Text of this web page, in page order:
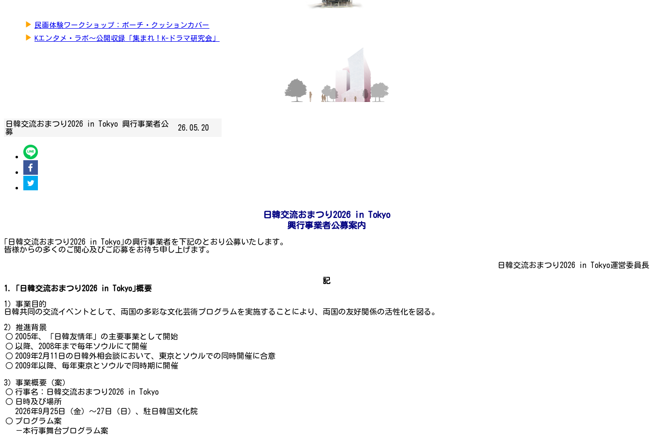
▶ 民画体験ワークショップ：ポーチ・クッションカバー
▶ Kエンタメ・ラボ～公開収録「集まれ！K-ドラマ研究会」
日韓交流おまつり2026 in Tokyo 興行事業者公
募
26.05.20
日韓交流おまつり2026 in Tokyo
興行事業者公募案内
｢日韓交流おまつり2026 in Tokyo｣の興行事業者を下記のとおり公募いたします。
皆様からの多くのご関心及びご応募をお待ち申し上げます。
日韓交流おまつり2026 in Tokyo運営委員長
記
1. ｢日韓交流おまつり2026 in Tokyo｣概要
1）事業目的
日韓共同の交流イベントとして、両国の多彩な文化芸術プログラムを実施することにより、両国の友好関係の活性化を図る。
2）推進背景
○ 2005年、「日韓友情年」の主要事業として開始
○ 以降、2008年まで毎年ソウルにて開催
○ 2009年2月11日の日韓外相会談において、東京とソウルでの同時開催に合意
○ 2009年以降、毎年東京とソウルで同時期に開催
3）事業概要（案）
○ 行事名：日韓交流おまつり2026 in Tokyo
○ 日時及び場所
2026年9月25日（金）～27日（日）、駐日韓国文化院
○ プログラム案
－本行事舞台プログラム案